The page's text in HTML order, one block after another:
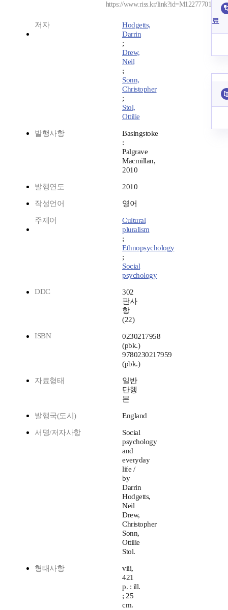
https://www.riss.kr/link?id=M12277701
저자
Hodgetts,
Darrin
;
Drew,
Neil
;
Sonn,
Christopher
;
Stol,
Ottilie
발행사항
Basingstoke
:
Palgrave
Macmillan,
2010
발행연도 2010
작성언어 영어
주제어
Cultural
pluralism
;
Ethnopsychology
;
Social
psychology
DDC
302
판사
항
(22)
ISBN
0230217958
(pbk.)
9780230217959
(pbk.)
자료형태
일반
단행
본
발행국(도시) England
서명/저자사항
Social
psychology
and
everyday
life /
by
Darrin
Hodgetts,
Neil
Drew,
Christopher
Sonn,
Ottilie
Stol.
형태사항
viii,
421
p. : ill.
; 25
cm.
료